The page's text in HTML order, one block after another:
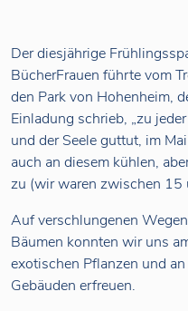
Der diesjährige
BücherFrauen führte vom
den Park von Hohenheim,
Einladung schrieb, „zu
und der Seele guttut, im
auch an diesem kühlen,
zu (wir waren zwischen
Auf verschlungenen
Bäumen konnten wir uns
exotischen Pflanzen und
Gebäuden erfreuen.